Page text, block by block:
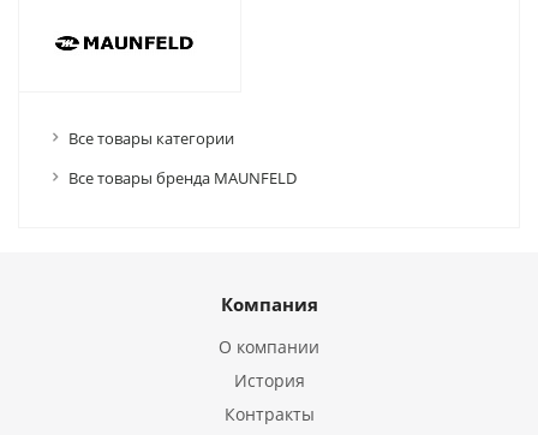
Все товары категории
Все товары бренда MAUNFELD
Компания
О компании
История
Контракты